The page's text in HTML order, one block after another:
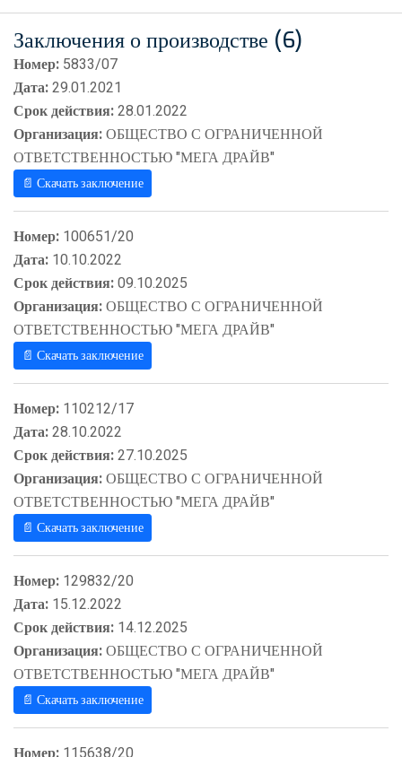
Заключения о производстве (6)
Номер: 5833/07
Дата:29.01.2021
Срок действия:28.01.2022
Организация:ОБЩЕСТВО С ОГРАНИЧЕННОЙ
ОТВЕТСТВЕННОСТЬЮ "МЕГА ДРАЙВ"
📄 Скачать заключение
Номер: 100651/20
Дата: 10.10.2022
Срок действия:09.10.2025
Организация:ОБЩЕСТВО С ОГРАНИЧЕННОЙ
ОТВЕТСТВЕННОСТЬЮ "МЕГА ДРАЙВ"
📄 Скачать заключение
Номер: 110212/17
Дата:28.10.2022
Срок действия:27.10.2025
Организация:ОБЩЕСТВО С ОГРАНИЧЕННОЙ
ОТВЕТСТВЕННОСТЬЮ "МЕГА ДРАЙВ"
📄 Скачать заключение
Номер: 129832/20
Дата: 15.12.2022
Срок действия: 14.12.2025
Организация:ОБЩЕСТВО С ОГРАНИЧЕННОЙ
ОТВЕТСТВЕННОСТЬЮ "МЕГА ДРАЙВ"
📄 Скачать заключение